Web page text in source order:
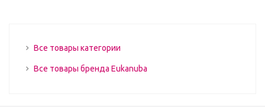
Все товары категории
Все товары бренда Eukanuba